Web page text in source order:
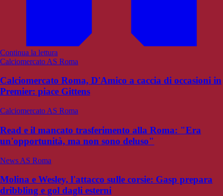
Continua la lettura
Calciomercato AS Roma
Calciomercato Roma, D'Amico a caccia di occasioni in
Premier: piace Gittens
Calciomercato AS Roma
Read e il mancato trasferimento alla Roma: "Era
un'opportunità, ma non sono deluso"
News AS Roma
Molina e Wesley, l'attacco sulle corsie: Gasp prepara
dribbling e gol dagli esterni